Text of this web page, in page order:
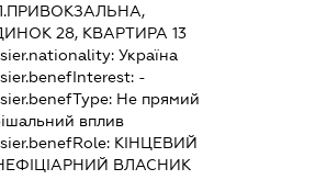
28, КВАРТИРА 13
Україна
-
Не прямий
вплив
КІНЦЕВИЙ
ВЛАСНИК